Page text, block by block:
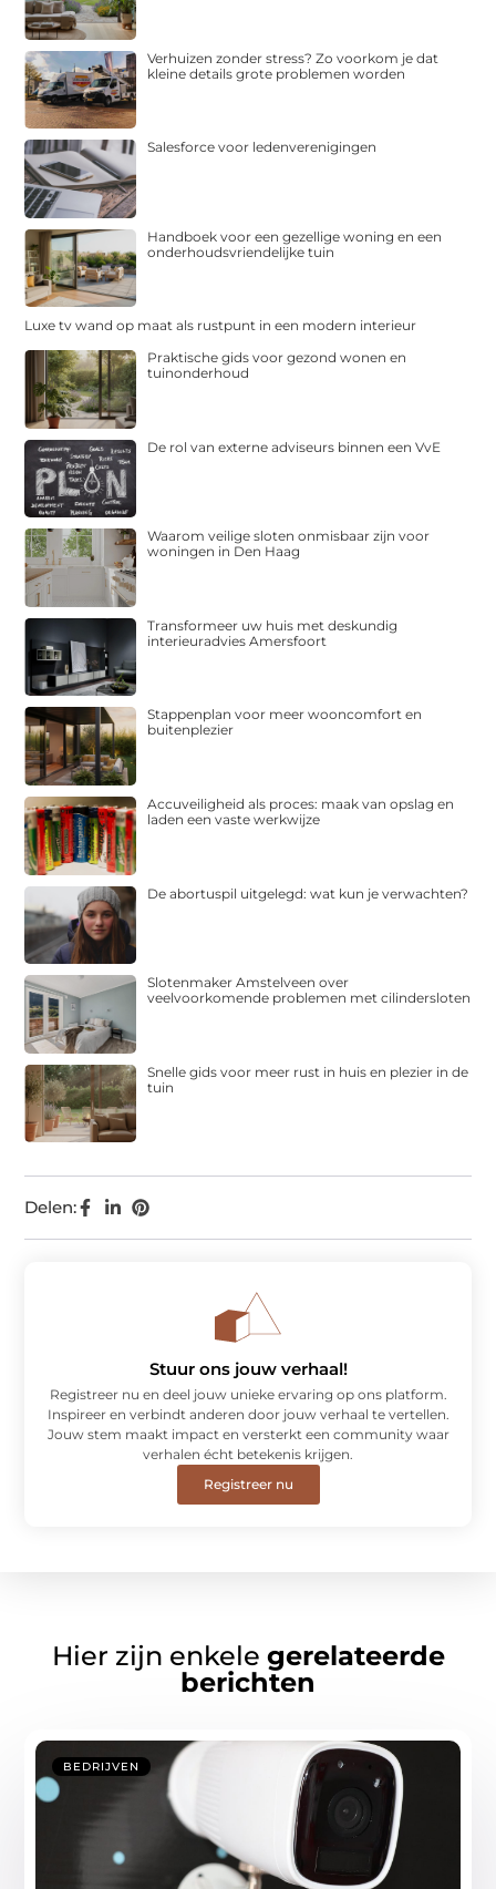
Delen:
Verhuizen zonder stress? Zo voorkom je dat
kleine details grote problemen worden
Salesforce voor ledenverenigingen
Handboek voor een gezellige woning en een
onderhoudsvriendelijke tuin
Luxe tv wand op maat als rustpunt in een modern interieur
Praktische gids voor gezond wonen en
tuinonderhoud
De rol van externe adviseurs binnen een VvE
Waarom veilige sloten onmisbaar zijn voor
woningen in Den Haag
Transformeer uw huis met deskundig
interieuradvies Amersfoort
Stappenplan voor meer wooncomfort en
buitenplezier
Accuveiligheid als proces: maak van opslag en
laden een vaste werkwijze
De abortuspil uitgelegd: wat kun je verwachten?
Slotenmaker Amstelveen over
veelvoorkomende problemen met cilindersloten
Snelle gids voor meer rust in huis en plezier in de
tuin
Stuur ons jouw verhaal!
Registreer nu en deel jouw unieke ervaring op ons platform.
Inspireer en verbindt anderen door jouw verhaal te vertellen.
Jouw stem maakt impact en versterkt een community waar
verhalen écht betekenis krijgen.
Registreer nu
Hier zijn enkele gerelateerde
berichten
BEDRIJVEN